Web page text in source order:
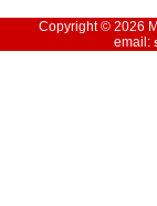
Copyright © 2026
email: